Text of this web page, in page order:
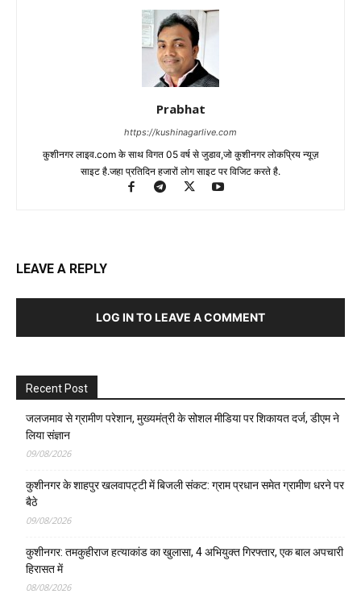
Prabhat
https://kushinagarlive.com
कुशीनगर लाइव.com के साथ विगत 05 वर्ष से जुडाव,जो कुशीनगर लोकप्रिय न्यूज़
साइट है.जहा प्रतिदिन हजारों लोग साइट पर विजिट करते है.
LEAVE A REPLY
LOG IN TO LEAVE A COMMENT
Recent Post
जलजमाव से ग्रामीण परेशान, मुख्यमंत्री के सोशल मीडिया पर शिकायत दर्ज, डीएम ने
लिया संज्ञान
09/08/2026
कुशीनगर के शाहपुर खलवापट्टी में बिजली संकट: ग्राम प्रधान समेत ग्रामीण धरने पर
बैठे
09/08/2026
कुशीनगर: तमकुहीराज हत्याकांड का खुलासा, 4 अभियुक्त गिरफ्तार, एक बाल अपचारी
हिरासत में
08/08/2026